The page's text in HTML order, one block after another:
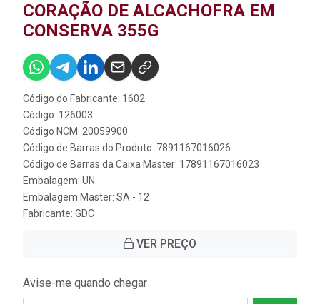
CORAÇÃO DE ALCACHOFRA EM
CONSERVA 355G
Código do Fabricante: 1602
Código: 126003
Código NCM: 20059900
Código de Barras do Produto: 7891167016026
Código de Barras da Caixa Master: 17891167016023
Embalagem: UN
Embalagem Master: SA - 12
Fabricante: GDC
VER PREÇO
Avise-me quando chegar